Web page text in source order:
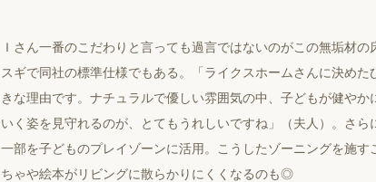
Ｉさん一番のこだわりと言っても過言ではないのがこの無垢材の
スギで同社の標準仕様でもある。「ライクスホームさんに決めた
きな理由です。ナチュラルで優しい雰囲気の中、子どもが健やか
いく姿を見守れるのが、とてもうれしいですね」（夫人）。さら
一部を子どものプレイゾーンに活用。こうしたゾーニングを施す
ちゃや絵本がリビングに散らかりにくくなるのも◎